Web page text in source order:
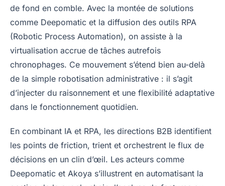
de fond en comble. Avec la montée de solutions
comme Deepomatic et la diffusion des outils RPA
(Robotic Process Automation), on assiste à la
virtualisation accrue de tâches autrefois
chronophages. Ce mouvement s’étend bien au-delà
de la simple robotisation administrative : il s’agit
d’injecter du raisonnement et une flexibilité adaptative
dans le fonctionnement quotidien.
En combinant IA et RPA, les directions B2B identifient
les points de friction, trient et orchestrent le flux de
décisions en un clin d’œil. Les acteurs comme
Deepomatic et Akoya s’illustrent en automatisant la